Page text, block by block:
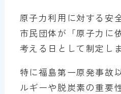
原子力利用に対する安
市民団体が「原子力に
考える日として制定し
特に福島第一原発事故
ルギーや脱炭素の重要